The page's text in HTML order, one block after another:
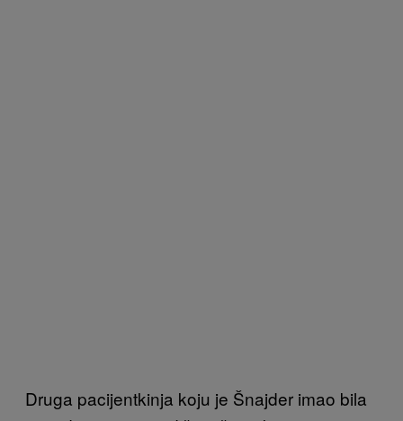
Druga pacijentkinja koju je Šnajder imao bila